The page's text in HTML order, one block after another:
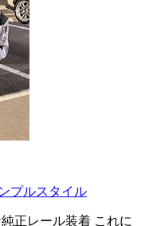
プルスタイル
正レール装着 これに